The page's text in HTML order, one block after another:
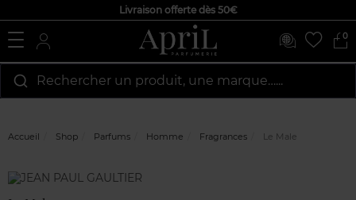
Livraison offerte dès 50€
0
Rechercher un produit, une marque…...
Accueil Shop Parfums Homme Fragrances Le Male
Marque